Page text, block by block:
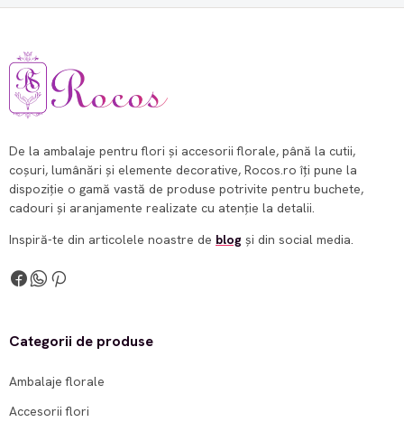
De la ambalaje pentru flori și accesorii florale, până la cutii,
coșuri, lumânări și elemente decorative, Rocos.ro îți pune la
dispoziție o gamă vastă de produse potrivite pentru buchete,
cadouri și aranjamente realizate cu atenție la detalii.
Inspiră-te din articolele noastre de blog și din social media.
Categorii de produse
Ambalaje florale
Accesorii flori